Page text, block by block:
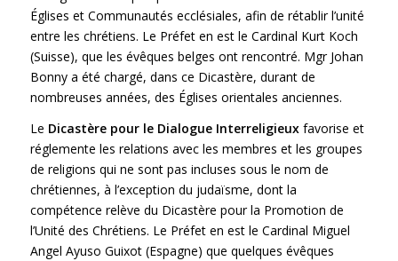
Églises et Communautés ecclésiales, afin de rétablir l’unité
entre les chrétiens. Le Préfet en est le Cardinal Kurt Koch
(Suisse), que les évêques belges ont rencontré. Mgr Johan
Bonny a été chargé, dans ce Dicastère, durant de
nombreuses années, des Églises orientales anciennes.
Le Dicastère pour le Dialogue Interreligieuxfavorise et
réglemente les relations avec les membres et les groupes
de religions qui ne sont pas incluses sous le nom de
chrétiennes, à l’exception du judaïsme, dont la
compétence relève du Dicastère pour la Promotion de
l’Unité des Chrétiens. Le Préfet en est le Cardinal Miguel
Angel Ayuso Guixot (Espagne) que quelques évêques